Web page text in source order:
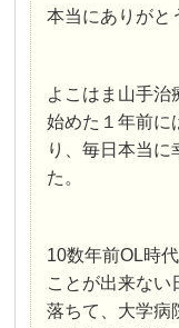
本当にありがと
よこはま山手治
始めた１年前に
り、毎日本当に
た。
10数年前OL時
ことが出来ない
落ちて、大学病